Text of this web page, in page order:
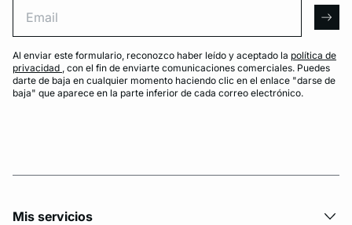
Al enviar este formulario, reconozco haber leído y aceptado la política de
privacidad , con el fin de enviarte comunicaciones comerciales. Puedes
darte de baja en cualquier momento haciendo clic en el enlace "darse de
baja" que aparece en la parte inferior de cada correo electrónico.
Mis servicios